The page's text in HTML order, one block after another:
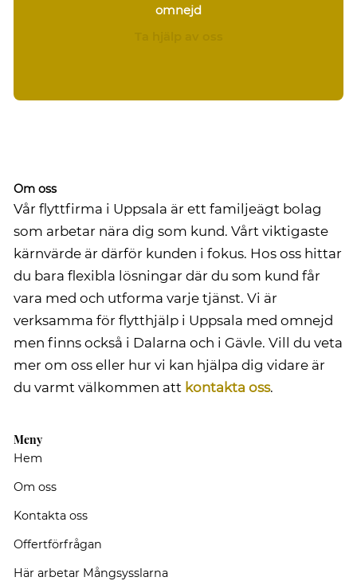
omnejd
Om oss
Vår flyttfirma i Uppsala är ett familjeägt bolag
som arbetar nära dig som kund. Vårt viktigaste
kärnvärde är därför kunden i fokus. Hos oss hittar
du bara flexibla lösningar där du som kund får
vara med och utforma varje tjänst. Vi är
verksamma för flytthjälp i Uppsala med omnejd
men finns också i Dalarna och i Gävle. Vill du veta
mer om oss eller hur vi kan hjälpa dig vidare är
du varmt välkommen att kontakta oss.
Meny
Hem
Om oss
Kontakta oss
Offertförfrågan
Här arbetar Mångsysslarna